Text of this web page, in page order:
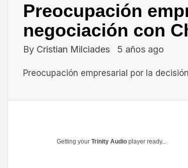
Preocupación
negociación con
By Cristian Milciades 5 años ago
Preocupación empresarial por la
Getting your Trinity Audio player ready...